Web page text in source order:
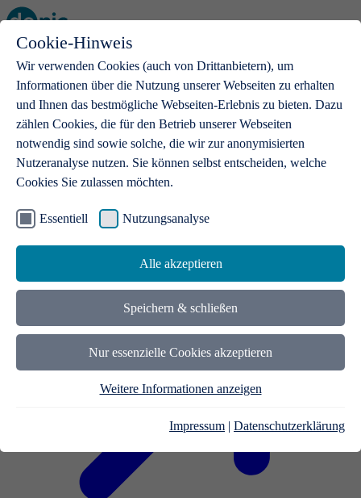
Cookie-Hinweis
Wir verwenden Cookies (auch von Drittanbietern), um
Informationen über die Nutzung unserer Webseiten zu erhalten
und Ihnen das bestmögliche Webseiten-Erlebnis zu bieten. Dazu
zählen Cookies, die für den Betrieb unserer Webseiten
notwendig sind sowie solche, die wir zur anonymisierten
Nutzeranalyse nutzen. Sie können selbst entscheiden, welche
Cookies Sie zulassen möchten.
Essentiell Nutzungsanalyse
Alle akzeptieren
Speichern & schließen
Nur essenzielle Cookies akzeptieren
Weitere Informationen anzeigen
Impressum | Datenschutzerklärung
Open main menu
.de-Domains
Mit einer .de-Domain erhalten Ideen eine Bühne